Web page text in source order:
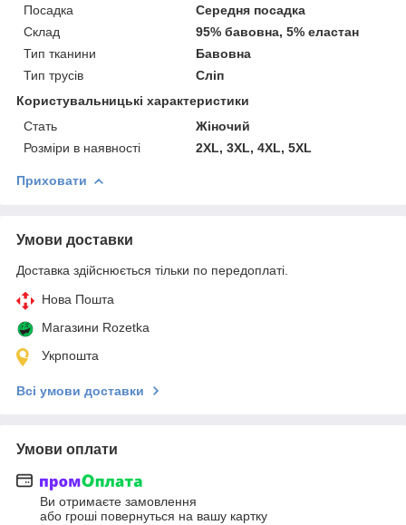
Посадка
Середня посадка
Склад
95% бавовна, 5% еластан
Тип тканини
Бавовна
Тип трусів
Сліп
Користувальницькі характеристики
Cтать
Жіночий
Розміри в наявності
2XL, 3XL, 4XL, 5XL
Приховати
Умови доставки
Доставка здійснюється тільки по передоплаті.
Нова Пошта
Магазини Rozetka
Укрпошта
Всі умови доставки
Умови оплати
Ви отримаєте замовлення
або гроші повернуться на вашу картку